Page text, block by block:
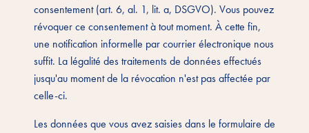
consentement (art. 6, al. 1, lit. a, DSGVO). Vous pouvez
révoquer ce consentement à tout moment. À cette fin,
une notification informelle par courrier électronique nous
suffit. La légalité des traitements de données effectués
jusqu'au moment de la révocation n'est pas affectée par
celle-ci.
Les données que vous avez saisies dans le formulaire de